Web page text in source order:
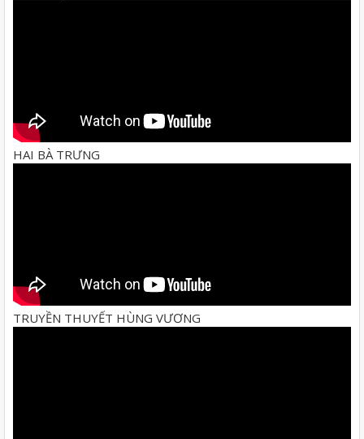
HAI BÀ TRƯNG
TRUYỀN THUYẾT HÙNG VƯƠNG